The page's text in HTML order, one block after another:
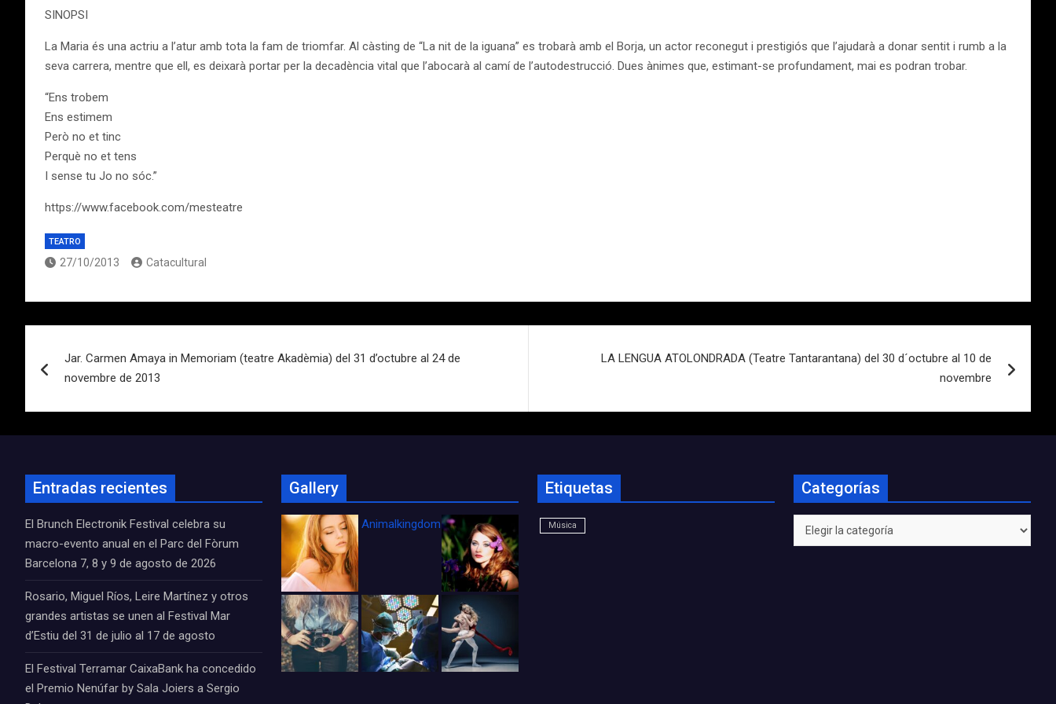
SINOPSI
La Maria és una actriu a l’atur amb tota la fam de triomfar. Al càsting de “La nit de la iguana” es trobarà amb el Borja, un actor reconegut i prestigiós que l’ajudarà a donar sentit i rumb a la
seva carrera, mentre que ell, es deixarà portar per la decadència vital que l’abocarà al camí de l’autodestrucció. Dues ànimes que, estimant-se profundament, mai es podran trobar.
“Ens trobem
Ens estimem
Però no et tinc
Perquè no et tens
I sense tu Jo no sóc.”
https://www.facebook.com/mesteatre
TEATRO
27/10/2013 Catacultural
de
entradas
Jar. Carmen Amaya in Memoriam (teatre Akadèmia) del 31 d’octubre al 24 de
novembre de 2013
LA LENGUA ATOLONDRADA (Teatre Tantarantana) del 30 d´octubre al 10 de
novembre
Entradas recientes
El Brunch Electronik Festival celebra su
macro-evento anual en el Parc del Fòrum
Barcelona 7, 8 y 9 de agosto de 2026
Rosario, Miguel Ríos, Leire Martínez y otros
grandes artistas se unen al Festival Mar
d’Estiu del 31 de julio al 17 de agosto
El Festival Terramar CaixaBank ha concedido
el Premio Nenúfar by Sala Joiers a Sergio
Gallery
Animalkingdom_FichaCine
Etiquetas
Música
Categorías
Categorías